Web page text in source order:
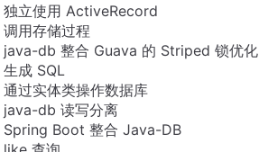
独立使用 ActiveRecord
调用存储过程
java-db 整合 Guava 的 Striped 锁优化
生成 SQL
通过实体类操作数据库
java-db 读写分离
Spring Boot 整合 Java-DB